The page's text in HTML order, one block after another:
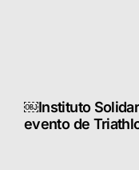
￼Instituto
evento de